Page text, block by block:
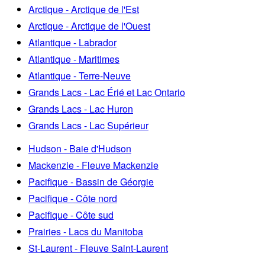
Arctique - Arctique de l'Est
Arctique - Arctique de l'Ouest
Atlantique - Labrador
Atlantique - Maritimes
Atlantique - Terre-Neuve
Grands Lacs - Lac Érié et Lac Ontario
Grands Lacs - Lac Huron
Grands Lacs - Lac Supérieur
Hudson - Baie d'Hudson
Mackenzie - Fleuve Mackenzie
Pacifique - Bassin de Géorgie
Pacifique - Côte nord
Pacifique - Côte sud
Prairies - Lacs du Manitoba
St-Laurent - Fleuve Saint-Laurent